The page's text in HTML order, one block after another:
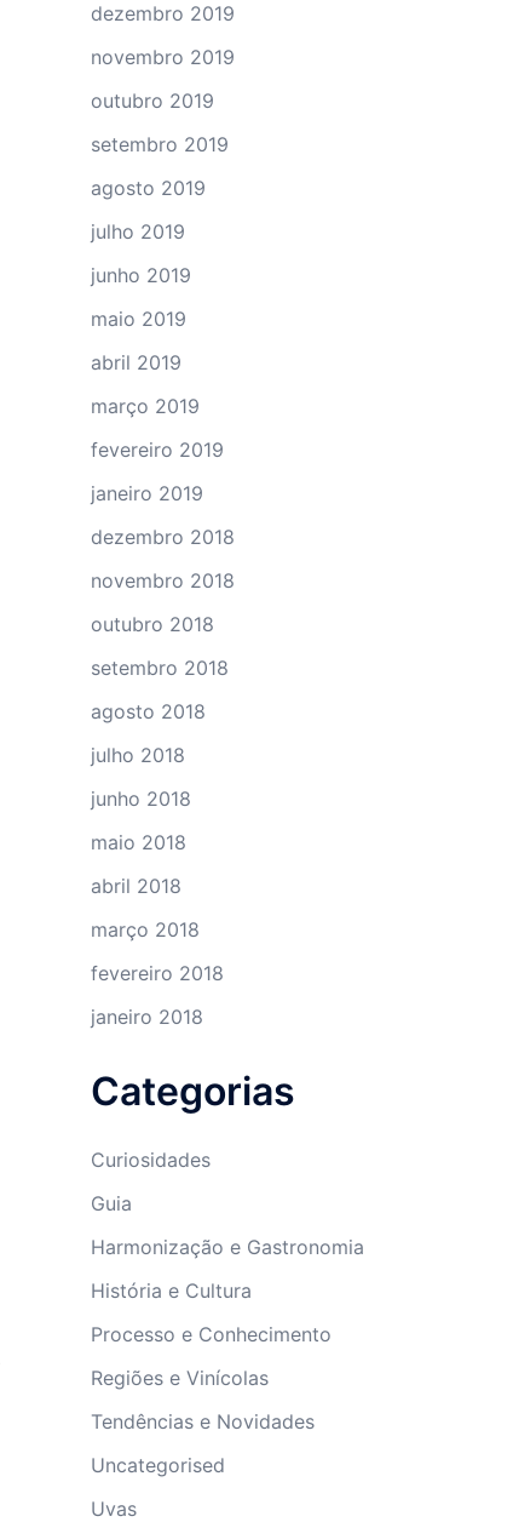
dezembro 2019
novembro 2019
outubro 2019
setembro 2019
agosto 2019
julho 2019
junho 2019
maio 2019
abril 2019
março 2019
fevereiro 2019
janeiro 2019
dezembro 2018
novembro 2018
outubro 2018
setembro 2018
agosto 2018
julho 2018
junho 2018
maio 2018
abril 2018
março 2018
fevereiro 2018
janeiro 2018
Categorias
Curiosidades
Guia
Harmonização e Gastronomia
História e Cultura
Processo e Conhecimento
Regiões e Vinícolas
Tendências e Novidades
Uncategorised
Uvas